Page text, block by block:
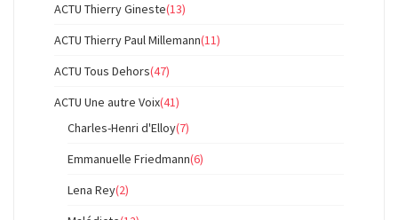
ACTU Thierry Gineste(13)
ACTU Thierry Paul Millemann(11)
ACTU Tous Dehors(47)
ACTU Une autre Voix(41)
Charles-Henri d'Elloy(7)
Emmanuelle Friedmann(6)
Lena Rey(2)